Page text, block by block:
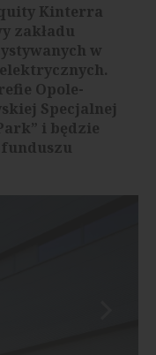
Kinterra
zakładu
w
Opole-
Specjalnej
i będzie